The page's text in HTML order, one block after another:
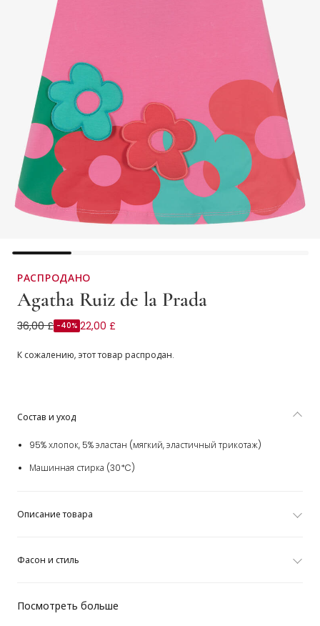
РАСПРОДАНО
Agatha Ruiz de la Prada
Платье розовое из хлопка с цветочными аппликациями
36,00 £ -40% 22,00 £
К сожалению, этот товар распродан.
Посмотреть больше
Состав и уход
95% хлопок, 5% эластан (мягкий, эластичный трикотаж)
Машинная стирка (30*C)
Описание товара
Фасон и стиль